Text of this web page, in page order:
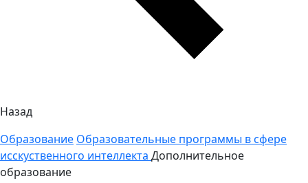
Назад
Образование Образовательные программы в сфере
исскуственного интеллекта Дополнительное
образование